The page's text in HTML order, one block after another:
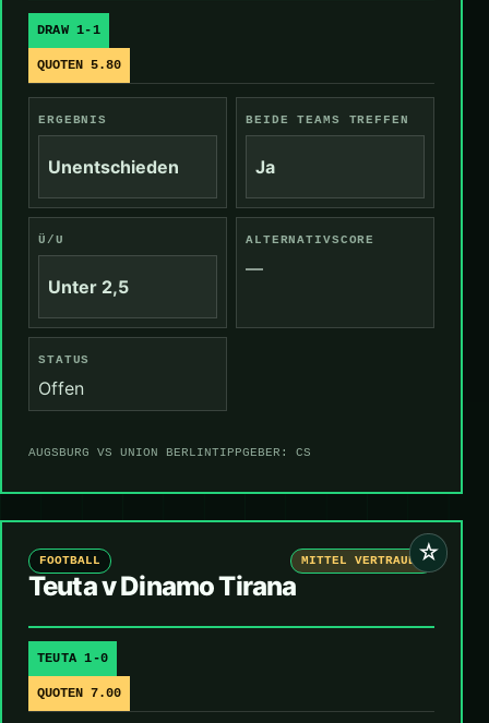
DRAW 1-1
QUOTEN 5.80
ERGEBNIS
Unentschieden
BEIDE TEAMS TREFFEN
Ja
Ü/U
Unter 2,5
ALTERNATIVSCORE
—
STATUS
Offen
AUGSBURG VS UNION BERLINTIPPGEBER: CS
☆
FOOTBALL MITTEL VERTRAUEN
Teuta v Dinamo Tirana
TEUTA 1-0
QUOTEN 7.00